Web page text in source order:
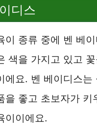
디스
이 종류 중에 벤 베
색을 가지고 있고
에요. 벤 베이디스는
을 좋고 초보자가 키
이이에요.